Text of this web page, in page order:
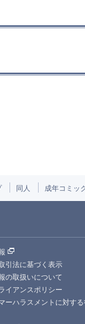
同人 成年コミッ
引法に基づく表示
の取扱いについて
イアンスポリシー
ーハラスメントに対す